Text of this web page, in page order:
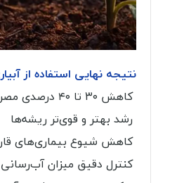
نتیجه نهایی استفاده از
کاهش ۳۰ تا ۴۰ درصدی مصرف آب
رشد بهتر و قوی‌تر ریشه‌ها
کاهش شیوع بیماری‌های
کنترل دقیق میزان